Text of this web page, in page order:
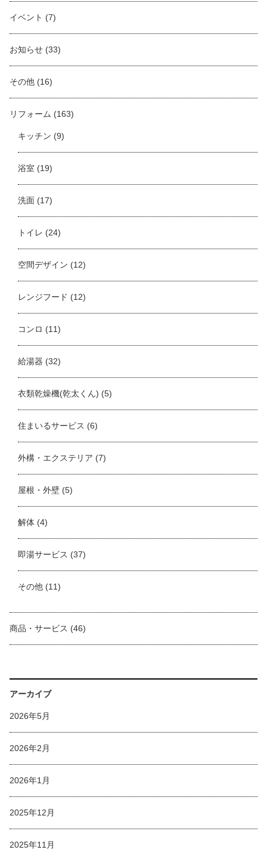
イベント (7)
お知らせ (33)
その他 (16)
リフォーム (163)
キッチン (9)
浴室 (19)
洗面 (17)
トイレ (24)
空間デザイン (12)
レンジフード (12)
コンロ (11)
給湯器 (32)
衣類乾燥機(乾太くん) (5)
住まいるサービス (6)
外構・エクステリア (7)
屋根・外壁 (5)
解体 (4)
即湯サービス (37)
その他 (11)
商品・サービス (46)
アーカイブ
2026年5月
2026年2月
2026年1月
2025年12月
2025年11月